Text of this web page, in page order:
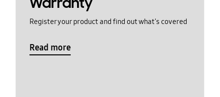
Register your product and find out what's covered
Read more